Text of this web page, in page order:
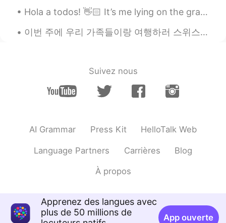
KR IT
KR EN
share with us:) and I am so proud of
yourself! I also think people might look at
you because they are impressed by how
well you talk in Korean!😊 also I’m so
happy to hear that you feel better and
feel courageous! Believe in you, Tom! I
Tom 2020.09.29 11:46
Hola a todos! 👋🏻 It’s me lying on the grass, now I’m home drinking some hot tea 🍵 Do you like...
이번 주에 우리 가족들이랑 여행하러 스위스와 독일에 갔어요! 스위스에 있었을 때 세계에서 가장 가파른 톱니바퀴 길로 갔어요. 정상에세(2100 M) 계곡까지(450 M) 걸어...
Suivez nous
AI Grammar Press Kit HelloTalk Web
Language Partners Carrières Blog
À propos
Apprenez des langues avec
plus de 50 millions de
App ouverte